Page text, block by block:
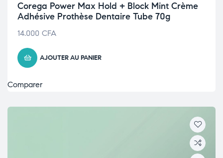
Corega Power Max Hold + Block Mint Crème
Adhésive Prothèse Dentaire Tube 70g
14.000 CFA
AJOUTER AU PANIER
Comparer